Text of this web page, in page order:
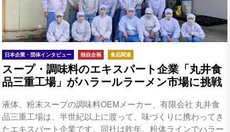
日本企業・団体インタビュー 独自企画 食品関連
スープ・調味料のエキスパート企業「丸井食
品三重工場」がハラールラーメン市場に挑戦
液体、粉末スープの調味料OEMメーカー、有限会社 丸井食
品三重工場は、半世紀以上に渡って、味づくりに携わってき
たエキスパート企業です。同社は昨年、粉体ラインでハラー